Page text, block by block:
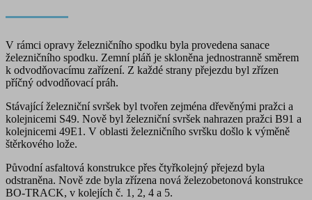
V rámci opravy železničního spodku byla provedena sanace
železničního spodku. Zemní pláň je skloněna jednostranně směrem
k odvodňovacímu zařízení. Z každé strany přejezdu byl zřízen
příčný odvodňovací práh.
Stávající železniční svršek byl tvořen zejména dřevěnými pražci a
kolejnicemi S49. Nově byl železniční svršek nahrazen pražci B91 a
kolejnicemi 49E1. V oblasti železničního svršku došlo k výměně
štěrkového lože.
Původní asfaltová konstrukce přes čtyřkolejný přejezd byla
odstraněna. Nově zde byla zřízena nová železobetonová konstrukce
BO-TRACK, v kolejích č. 1, 2, 4 a 5.